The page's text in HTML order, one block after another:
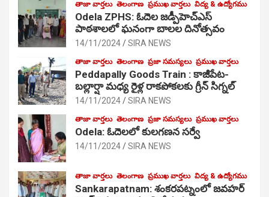
తాజా వార్తలు తెలంగాణ ప్రముఖ వార్తలు విద్య & ఉద్యోగము
Odela ZPHS: ఓదెల జ‌డ్పీహెచ్ఎస్
పాఠ‌శాల‌లో ఘనంగా బాలల దినోత్సవం
14/11/2024 SIRA NEWS
తాజా వార్తలు తెలంగాణ ప్రజా సమస్యలు ప్రముఖ వార్తలు
Peddapally Goods Train : కాజీపేట-
బల్లార్షా మధ్య రైళ్ల రాకపోకలకు గ్రీన్ సిగ్నల్
14/11/2024 SIRA NEWS
తాజా వార్తలు తెలంగాణ ప్రజా సమస్యలు ప్రముఖ వార్తలు
Odela: ఓదెలలో కులగణన సర్వే
14/11/2024 SIRA NEWS
తాజా వార్తలు తెలంగాణ ప్రముఖ వార్తలు విద్య & ఉద్యోగము
Sankarapatnam: శంకరపట్నంలో జవహర్